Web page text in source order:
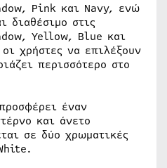
Pink και Navy, ενώ
διαθέσιμο στις
Yellow, Blue και
χρήστες να επιλέξουν
περισσότερο στο
έναν
και άνετο
σε δύο χρωματικές